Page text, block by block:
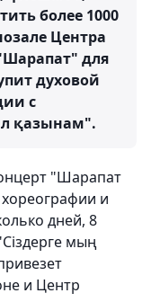
более 1000
Центра
для
духовой
с
қазынам".
"Шарапат
и
дней, 8
мың
и Центр